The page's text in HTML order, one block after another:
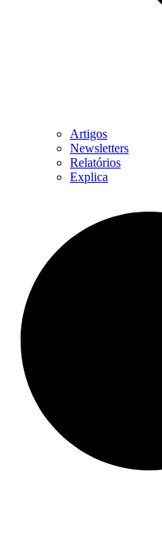
Artigos
Newsletters
Relatórios
Explica